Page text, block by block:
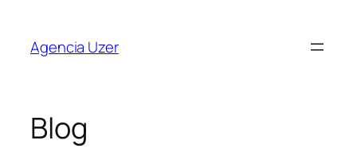
Agencia Uzer
Blog